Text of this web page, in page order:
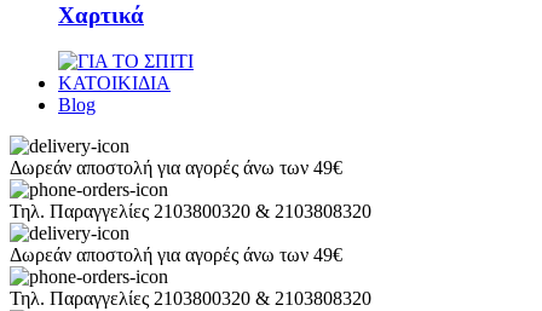
Χαρτικά
ΚΑΤΟΙΚΙΔΙΑ
Blog
Δωρεάν αποστολή για αγορές άνω των 49€
Τηλ. Παραγγελίες 2103800320 & 2103808320
Δωρεάν αποστολή για αγορές άνω των 49€
Τηλ. Παραγγελίες 2103800320 & 2103808320